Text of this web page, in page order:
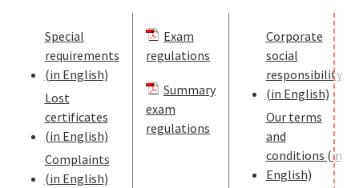
Special
requirements
(in English)
Lost
certificates
(in English)
Complaints
(in English)
Exam
regulations
Summary
exam
regulations
Corporate
social
responsibility
(in English)
Our terms
and
conditions (in
English)